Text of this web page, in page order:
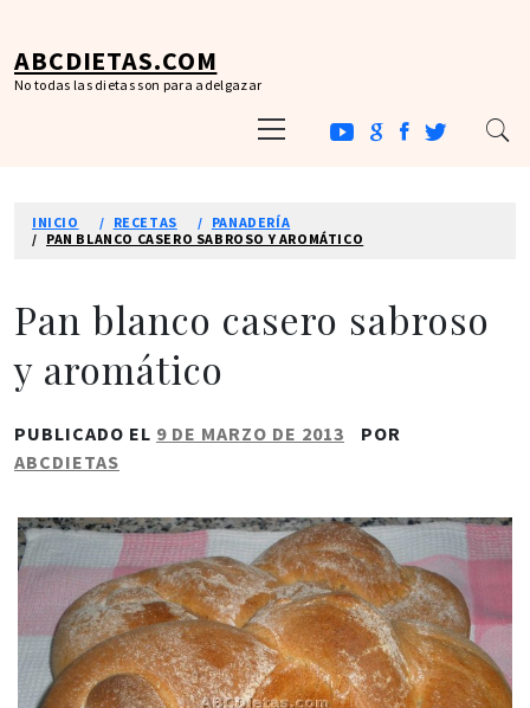
contenido
ABCDIETAS.COM
No todas las dietas son para adelgazar
principal
INICIO RECETAS
PANADERÍA
PAN BLANCO CASERO SABROSO Y AROMÁTICO
Pan blanco casero sabroso
y aromático
PUBLICADO EL 9 DE MARZO DE 2013
POR
ABCDIETAS